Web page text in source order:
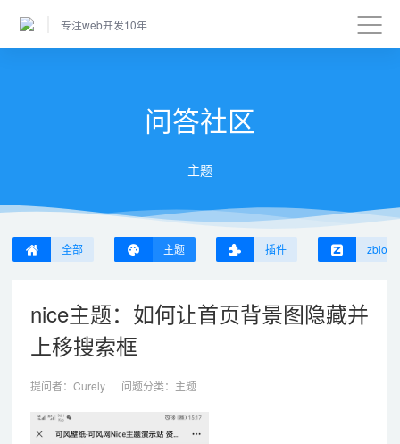
专注web开发10年
问答社区
主题
全部 主题 插件 zblog
nice主题：如何让首页背景图隐藏并
上移搜索框
提问者： Curely 问题分类： 主题